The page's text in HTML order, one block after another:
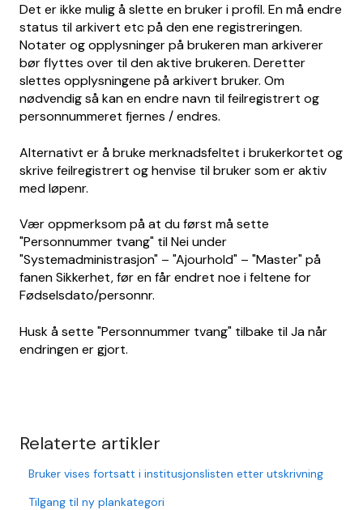
Det er ikke mulig å slette en bruker i profil. En må endre
status til arkivert etc på den ene registreringen.
Notater og opplysninger på brukeren man arkiverer
bør flyttes over til den aktive brukeren. Deretter
slettes opplysningene på arkivert bruker. Om
nødvendig så kan en endre navn til feilregistrert og
personnummeret fjernes / endres.
Alternativt er å bruke merknadsfeltet i brukerkortet og
skrive feilregistrert og henvise til bruker som er aktiv
med løpenr.
Væroppmerksom på at du først må sette
"Personnummer tvang" til Nei under
"Systemadministrasjon" – "Ajourhold" – "Master" på
fanen Sikkerhet, før en får endret noe i feltene for
Fødselsdato/personnr.
Husk å sette "Personnummer tvang" tilbake til Ja når
endringen er gjort.
Relaterte artikler
Bruker vises fortsatt i institusjonslisten etter utskrivning
Tilgang til ny plankategori